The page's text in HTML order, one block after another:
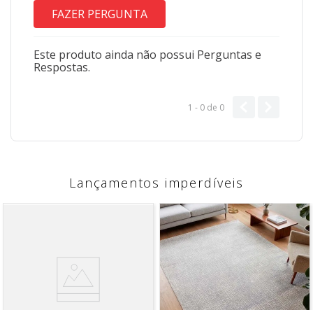
FAZER PERGUNTA
Este produto ainda não possui Perguntas e
Respostas.
1 - 0 de 0
Lançamentos imperdíveis